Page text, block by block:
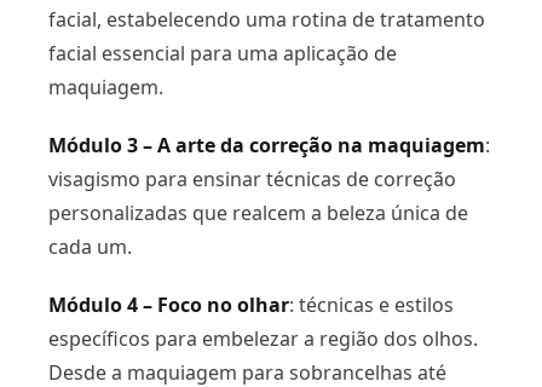
facial, estabelecendo uma rotina de tratamento
facial essencial para uma aplicação de
maquiagem.
Módulo 3 – A arte da correção na maquiagem:
visagismo para ensinar técnicas de correção
personalizadas que realcem a beleza única de
cada um.
Módulo 4 – Foco no olhar: técnicas e estilos
específicos para embelezar a região dos olhos.
Desde a maquiagem para sobrancelhas até